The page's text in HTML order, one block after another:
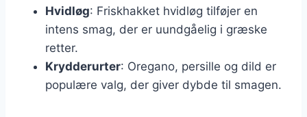
Hvidløg: Friskhakket hvidløg tilføjer en
intens smag, der er uundgåelig i græske
retter.
Krydderurter: Oregano, persille og dild er
populære valg, der giver dybde til smagen.